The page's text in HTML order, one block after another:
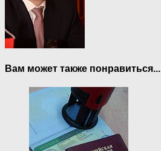
Вам может также понравиться...